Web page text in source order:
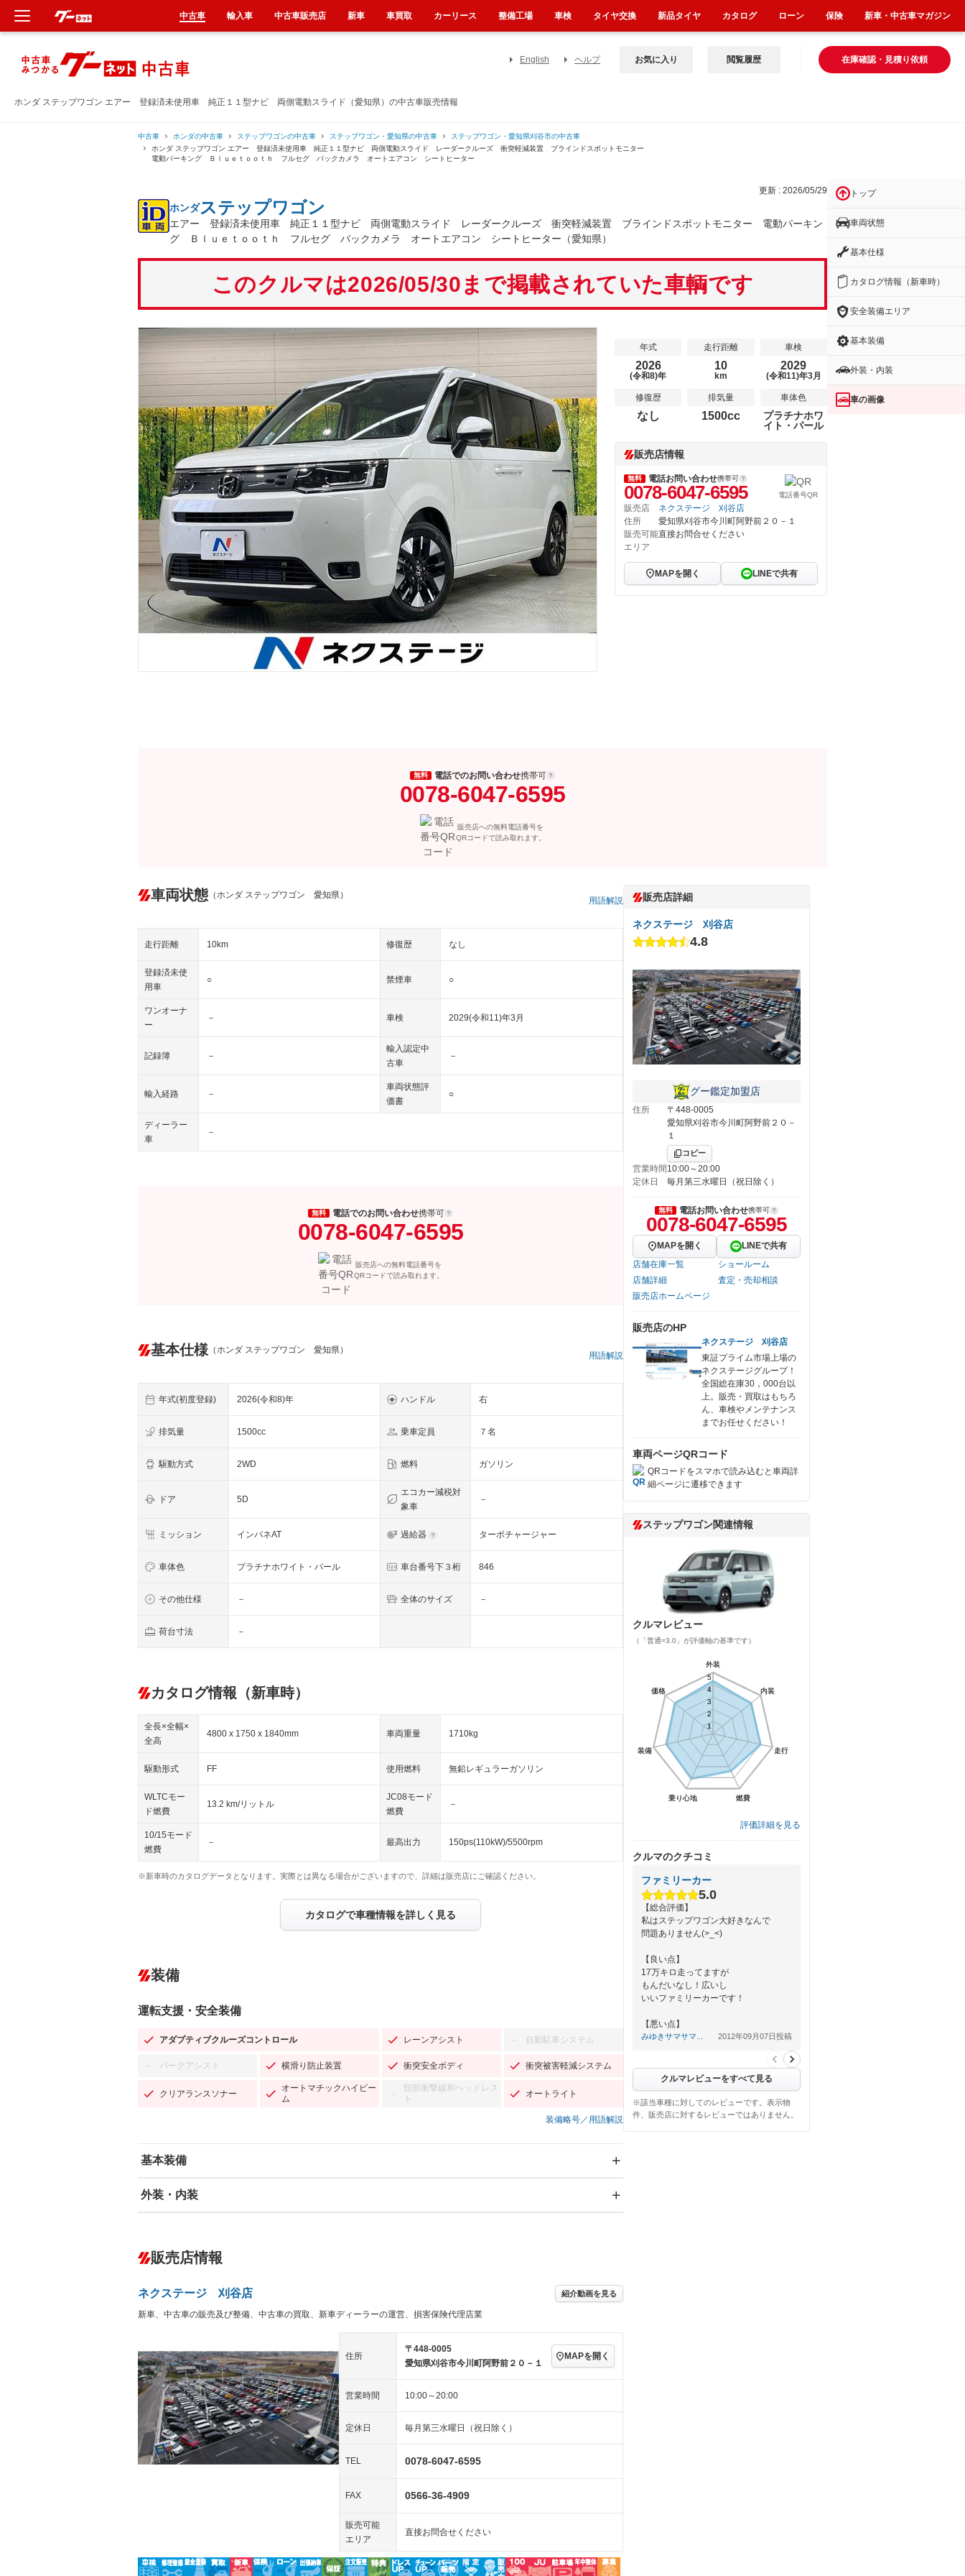
ホンダ ステップワゴン エアー 登録済未使用車 純正１１型ナビ 両側電動スライド（愛知県）の中古車販売情報
English ヘルプ 在庫確認・見積り依頼
お気に入り 閲覧履歴
中古車 ホンダの中古車 ステップワゴンの中古車 ステップワゴン・愛知県の中古車
ステップワゴン・愛知県刈谷市の中古車
ホンダ ステップワゴン エアー 登録済未使用車 純正１１型ナビ 両側電動スライド レーダークルーズ 衝突軽減装置 ブラインドスポットモニター
電動パーキング Ｂｌｕｅｔｏｏｔｈ フルセグ バックカメラ オートエアコン シートヒーター
更新 : 2026/05/29
ホンダステップワゴン
エアー 登録済未使用車 純正１１型ナビ 両側電動スライド レーダークルーズ 衝突軽減装置 ブラインドスポットモニター 電動パーキン
グ Ｂｌｕｅｔｏｏｔｈ フルセグ バックカメラ オートエアコン シートヒーター（愛知県）
このクルマは2026/05/30まで掲載されていた車輌です
年式
2026
(令和8)年
走行距離
10
km
車検
2029
(令和11)年3月
修復歴
なし
排気量
1500cc
車体色
プラチナホワ
イト・パール
販売店情報
無料 電話お問い合わせ携帯可
0078-6047-6595 電話番号QR
販売店
ネクステージ 刈谷店
住所
愛知県刈谷市今川町阿野前２０－１
販売可能
エリア
直接お問合せください
MAPを開く LINEで共有
無料 電話でのお問い合わせ携帯可
0078-6047-6595
販売店への無料電話番号を
QRコードで読み取れます。
車両状態 （ホンダ ステップワゴン 愛知県）
用語解説
走行距離 10km 修復歴 なし
登録済未使
用車
○ 禁煙車 ○
ワンオーナ
ー
－ 車検 2029(令和11)年3月
記録簿 －
輸入認定中
古車
－
輸入経路 －
車両状態評
価書
○
ディーラー
車
－
無料 電話でのお問い合わせ携帯可
0078-6047-6595
販売店への無料電話番号を
QRコードで読み取れます。
基本仕様 （ホンダ ステップワゴン 愛知県）
用語解説
年式(初度登録) 2026(令和8)年 ハンドル 右
排気量 1500cc 乗車定員 ７名
駆動方式 2WD 燃料 ガソリン
ドア 5D
エコカー減税対
象車
－
ミッション インパネAT 過給器 ターボチャージャー
車体色 プラチナホワイト・パール 車台番号下３桁 846
その他仕様 － 全体のサイズ －
荷台寸法 －
カタログ情報（新車時）
全長×全幅×
全高
4800 x 1750 x 1840mm 車両重量 1710kg
駆動形式 FF 使用燃料 無鉛レギュラーガソリン
WLTCモー
ド燃費
13.2 km/リットル
JC08モード
燃費
－
10/15モード
燃費
－ 最高出力 150ps(110kW)/5500rpm
※新車時のカタログデータとなります。実際とは異なる場合がございますので、詳細は販売店にご確認ください。
カタログで車種情報を詳しく見る
装備
運転支援・安全装備
アダプティブクルーズコントロール レーンアシスト － 自動駐車システム
－ パークアシスト 横滑り防止装置 衝突安全ボディ 衝突被害軽減システム
クリアランスソナー
オートマチックハイビー
ム
－
頸部衝撃緩和ヘッドレス
ト
オートライト
装備略号／用語解説
基本装備
エアバッグ：運転席/助手席/サイド
－ ダウンヒルアシストコントロール
Bluetooth接続 センターデフロック
装備略号／用語解説
外装・内装
－ オーディオ
－
ヘッドライトウォッシャ
ー
キーレス
LEDヘッドランプ － HID(キセノンライト) － ポータブルナビ
スマートキー ローダウン
－ ランフラットタイヤ － パワーシート 3列シート ベンチシート
－ フルフラットシート － チップアップシート オットマン
－ シートヒーター ウォークスルー 後席モニター
フロントカメラ シートエアコン
販売店情報
ネクステージ 刈谷店 紹介動画を見る
新車、中古車の販売及び整備、中古車の買取、新車ディーラーの運営、損害保険代理店業
住所
〒448-0005
愛知県刈谷市今川町阿野前２０－１
MAPを開く
営業時間 10:00～20:00
定休日 毎月第三水曜日（祝日除く）
TEL 0078-6047-6595
FAX 0566-36-4909
販売可能
エリア
直接お問合せください
販売店詳細
ネクステージ 刈谷店
4.8
グー鑑定加盟店
住所
〒448-0005
愛知県刈谷市今川町阿野前２０－
１
コピー
営業時間10:00～20:00
定休日
毎月第三水曜日（祝日除く）
無料 電話お問い合わせ携帯可
0078-6047-6595
MAPを開く
LINEで共有
店舗在庫一覧
ショールーム
店舗詳細
査定・売却相談
販売店ホームページ
販売店のHP
ネクステージ 刈谷店
東証プライム市場上場の
ネクステージグループ！
全国総在庫30，000台以
上。販売・買取はもちろ
ん、車検やメンテナンス
までお任せください！
車両ページQRコード
QRコードをスマホで読み込むと車両詳
細ページに遷移できます
ステップワゴン関連情報
クルマレビュー
（「普通=3.0」が評価軸の基準です）
外装
内装
走行
燃費
乗り心地
装備
価格
1
2
3
4
5
外装
内装
走行
燃費
乗り心地
装備
価格
1
2
3
4
5
評価詳細を見る
クルマのクチコミ
ファミリーカー
5.0
【総合評価】
私はステップワゴン大好きなんで
問題ありません(>_<)
【良い点】
17万キロ走ってますが
もんだいなし！広いし
いいファミリーカーです！
【悪い点】
みゆきサマサマ... 2012年09月07日投稿
クルマレビューをすべて見る
※該当車種に対してのレビューです。表示物
件、販売店に対するレビューではありません。
トップ
車両状態
基本仕様
カタログ情報（新車時）
安全装備エリア
基本装備
外装・内装
車の画像
中古車 輸入車 中古車販売店 新車 車買取 カーリース 整備工場 車検 タイヤ交換 新品タイヤ カタログ ローン 保険 新車・中古車マガジン
新車
中古車